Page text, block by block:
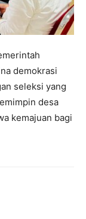
demokrasi
seleksi yang
desa
kemajuan bagi